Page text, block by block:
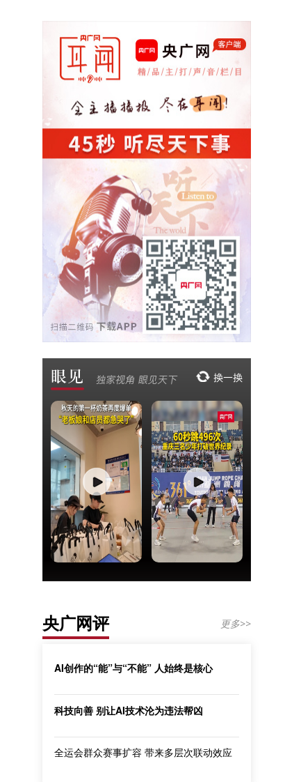
央广网评 更多>>
AI创作的“能”与“不能” 人始终是核心
科技向善 别让AI技术沦为违法帮凶
全运会群众赛事扩容 带来多层次联动效应